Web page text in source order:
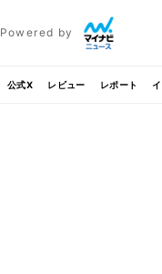
Powered by
公式X レビュー レポート